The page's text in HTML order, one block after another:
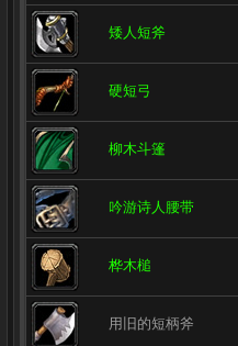
矮人短斧
硬短弓
柳木斗篷
吟游诗人腰带
桦木槌
用旧的短柄斧